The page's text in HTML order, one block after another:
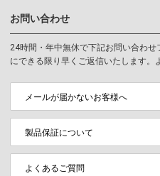
お問い合わせ
24時間・年中無休で下記お問い合わ
にできる限り早くご返信いたします。
メールが届かないお客様へ
製品保証について
よくあるご質問